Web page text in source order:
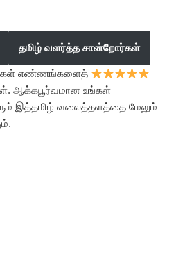
தமிழ் வளர்த்த சான்றோர்கள்
எண்ணங்களைத்
ஆக்கபூர்வமான உங்கள்
இத்தமிழ் வலைத்தளத்தை மேலும்